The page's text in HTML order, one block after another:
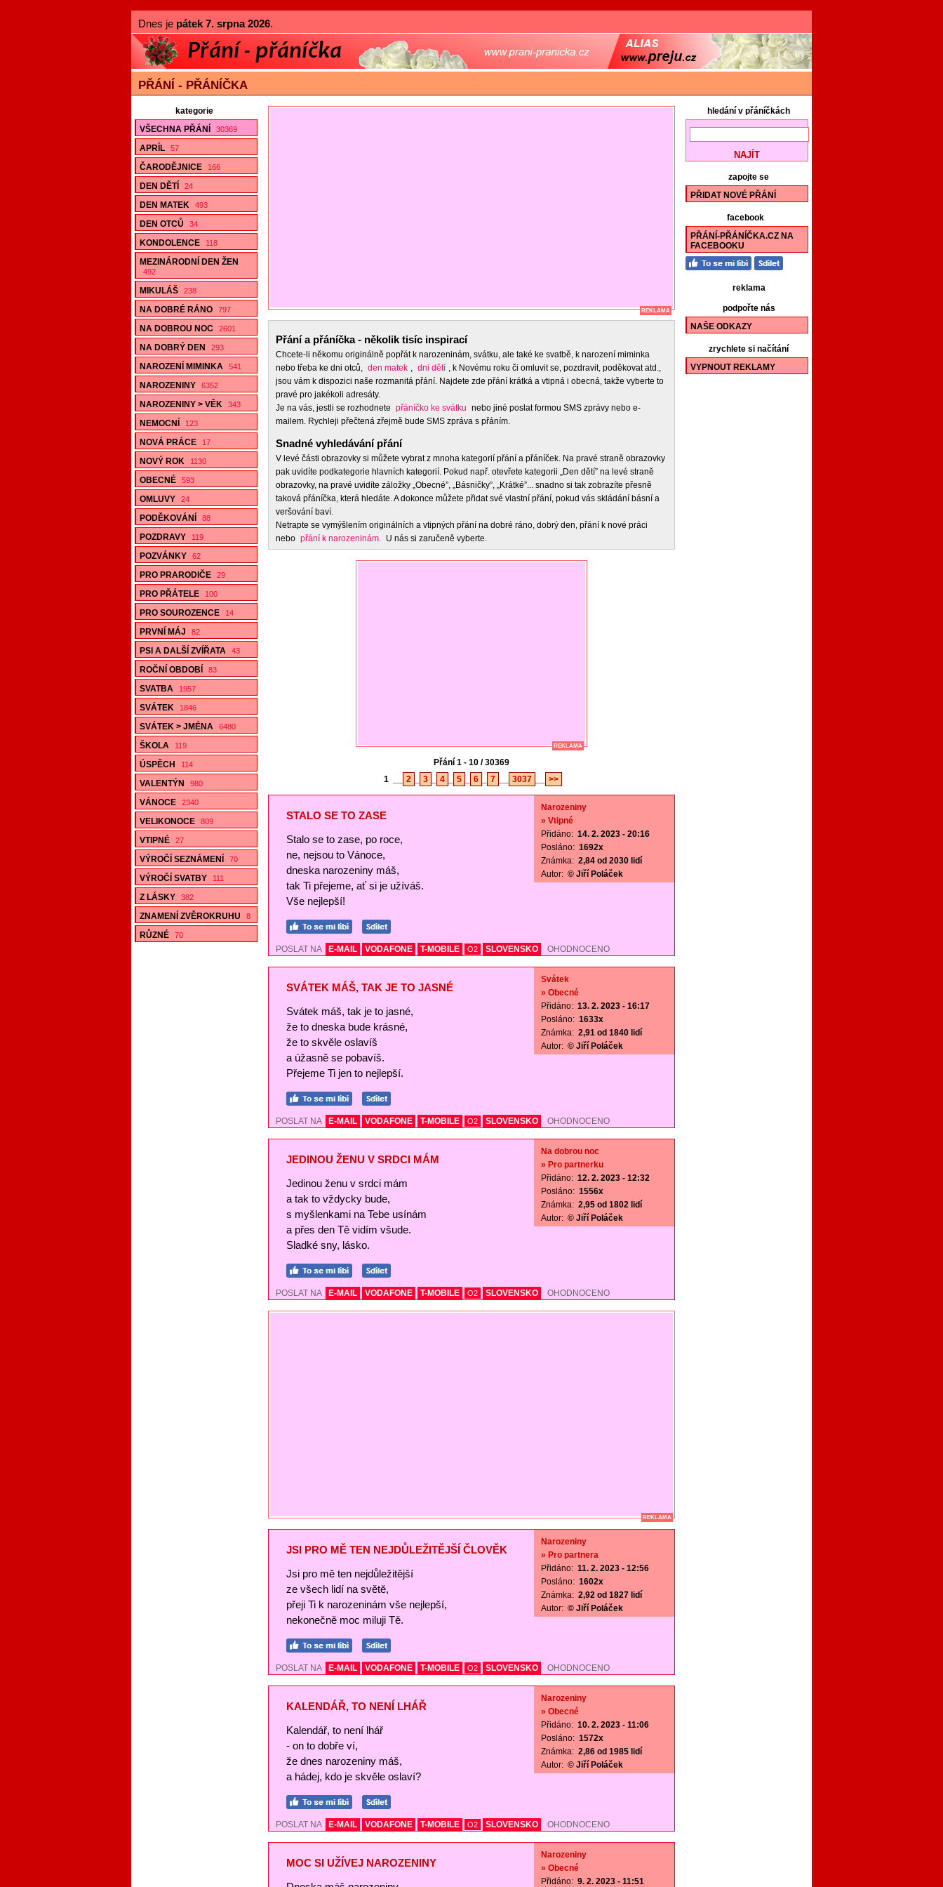
Dnes je pátek 7. srpna 2026.
PŘÁNÍ - PŘÁNÍČKA
kategorie
VŠECHNA PŘÁNÍ
30369
APRÍL 57
ČARODĚJNICE 166
DEN DĚTÍ 24
DEN MATEK 493
DEN OTCŮ 34
KONDOLENCE 118
MEZINÁRODNÍ DEN ŽEN
492
MIKULÁŠ 238
NA DOBRÉ RÁNO 797
NA DOBROU NOC 2601
NA DOBRÝ DEN 293
NAROZENÍ MIMINKA 541
NAROZENINY 6352
NAROZENINY > VĚK 343
NEMOCNÍ 123
NOVÁ PRÁCE 17
NOVÝ ROK 1130
OBECNÉ 593
OMLUVY 24
PODĚKOVÁNÍ 88
POZDRAVY 119
POZVÁNKY 62
PRO PRARODIČE 29
PRO PŘÁTELE 100
PRO SOUROZENCE 14
PRVNÍ MÁJ 82
PSI A DALŠÍ ZVÍŘATA 43
ROČNÍ OBDOBÍ 83
SVATBA 1957
SVÁTEK 1846
SVÁTEK > JMÉNA 6480
ŠKOLA 119
ÚSPĚCH 114
VALENTÝN 980
VÁNOCE 2340
VELIKONOCE 809
VTIPNÉ 27
VÝROČÍ SEZNÁMENÍ 70
VÝROČÍ SVATBY 111
Z LÁSKY 382
ZNAMENÍ ZVĚROKRUHU 8
RŮZNÉ 70
REKLAMA
Přání a přáníčka - několik tisíc inspirací
Chcete-li někomu originálně popřát k narozeninám, svátku, ale také ke svatbě, k narození miminka
nebo třeba ke dni otců, den matek , dni dětí , k Novému roku či omluvit se, pozdravit, poděkovat atd.,
jsou vám k dispozici naše rozmanitá přání. Najdete zde přání krátká a vtipná i obecná, takže vyberte to
pravé pro jakékoli adresáty.
Je na vás, jestli se rozhodnete přáníčko ke svátku nebo jiné poslat formou SMS zprávy nebo e-
mailem. Rychleji přečtená zřejmě bude SMS zpráva s přáním.
Snadné vyhledávání přání
V levé části obrazovky si můžete vybrat z mnoha kategorií přání a přáníček. Na pravé straně obrazovky
pak uvidíte podkategorie hlavních kategorií. Pokud např. otevřete kategorii „Den dětí” na levé straně
obrazovky, na pravé uvidíte záložky „Obecné”, „Básničky”, „Krátké”... snadno si tak zobrazíte přesně
taková přáníčka, která hledáte. A dokonce můžete přidat své vlastní přání, pokud vás skládání básní a
veršování baví.
Netrapte se vymýšlením originálních a vtipných přání na dobré ráno, dobrý den, přání k nové práci
nebo přání k narozeninám. U nás si zaručeně vyberte.
REKLAMA
Přání 1 - 10 / 30369
1
2 3 4 5 6 7 3037 >>
STALO SE TO ZASE
Stalo se to zase, po roce,
ne, nejsou to Vánoce,
dneska narozeniny máš,
tak Ti přejeme, ať si je užíváš.
Vše nejlepší!
Narozeniny
» Vtipné
Přidáno: 14. 2. 2023 - 20:16
Posláno: 1692x
Známka: 2,84 od 2030 lidí
Autor: © Jiří Poláček
POSLAT NA E-MAIL VODAFONE T-MOBILE O2 SLOVENSKO OHODNOCENO
SVÁTEK MÁŠ, TAK JE TO JASNÉ
Svátek máš, tak je to jasné,
že to dneska bude krásné,
že to skvěle oslavíš
a úžasně se pobavíš.
Přejeme Ti jen to nejlepší.
Svátek
» Obecné
Přidáno: 13. 2. 2023 - 16:17
Posláno: 1633x
Známka: 2,91 od 1840 lidí
Autor: © Jiří Poláček
POSLAT NA E-MAIL VODAFONE T-MOBILE O2 SLOVENSKO OHODNOCENO
JEDINOU ŽENU V SRDCI MÁM
Jedinou ženu v srdci mám
a tak to vždycky bude,
s myšlenkami na Tebe usínám
a přes den Tě vidím všude.
Sladké sny, lásko.
Na dobrou noc
» Pro partnerku
Přidáno: 12. 2. 2023 - 12:32
Posláno: 1556x
Známka: 2,95 od 1802 lidí
Autor: © Jiří Poláček
POSLAT NA E-MAIL VODAFONE T-MOBILE O2 SLOVENSKO OHODNOCENO
REKLAMA
JSI PRO MĚ TEN NEJDŮLEŽITĚJŠÍ ČLOVĚK
Jsi pro mě ten nejdůležitější
ze všech lidí na světě,
přeji Ti k narozeninám vše nejlepší,
nekonečně moc miluji Tě.
Narozeniny
» Pro partnera
Přidáno: 11. 2. 2023 - 12:56
Posláno: 1602x
Známka: 2,92 od 1827 lidí
Autor: © Jiří Poláček
POSLAT NA E-MAIL VODAFONE T-MOBILE O2 SLOVENSKO OHODNOCENO
KALENDÁŘ, TO NENÍ LHÁŘ
Kalendář, to není lhář
- on to dobře ví,
že dnes narozeniny máš,
a hádej, kdo je skvěle oslaví?
Narozeniny
» Obecné
Přidáno: 10. 2. 2023 - 11:06
Posláno: 1572x
Známka: 2,86 od 1985 lidí
Autor: © Jiří Poláček
POSLAT NA E-MAIL VODAFONE T-MOBILE O2 SLOVENSKO OHODNOCENO
MOC SI UŽÍVEJ NAROZENINY
Narozeniny
» Obecné
Přidáno: 9. 2. 2023 - 11:51
hledání v přáníčkách
zapojte se
PŘIDAT NOVÉ PŘÁNÍ
facebook
PŘÁNÍ-PŘÁNÍČKA.CZ NA
FACEBOOKU
reklama
podpořte nás
NAŠE ODKAZY
zrychlete si načítání
VYPNOUT REKLAMY